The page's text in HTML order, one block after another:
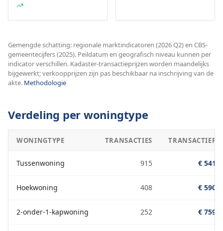
Gemengde schatting: regionale marktindicatoren (2026 Q2) en CBS-
gemeentecijfers (2025). Peildatum en geografisch niveau kunnen per
indicator verschillen. Kadaster-transactieprijzen worden maandelijks
bijgewerkt; verkoopprijzen zijn pas beschikbaar na inschrijving van de
akte. Methodologie
Verdeling per woningtype
WONINGTYPE TRANSACTIES
Tussenwoning 915 €
Hoekwoning 408 €
2-onder-1-kapwoning 252 €